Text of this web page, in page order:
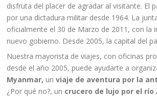
disfruta del placer de agradar al visitante. El
por una dictadura militar desde 1964. La
oficialmente el 30 de Marzo de 2011, con la
nuevo gobierno. Desde 2005, la capital del
Nuestra mayorista de viajes, con oficinas
desde el año 2005, puede ayudarte a
Myanmar, unviaje de aventura por la
¿Por qué no?, un crucero de lujo por el río